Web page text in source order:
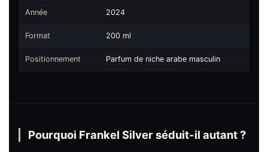
Année 2024
Format 200 ml
Positionnement Parfum de niche arabe masculin
Pourquoi Frankel Silver séduit-il autant ?